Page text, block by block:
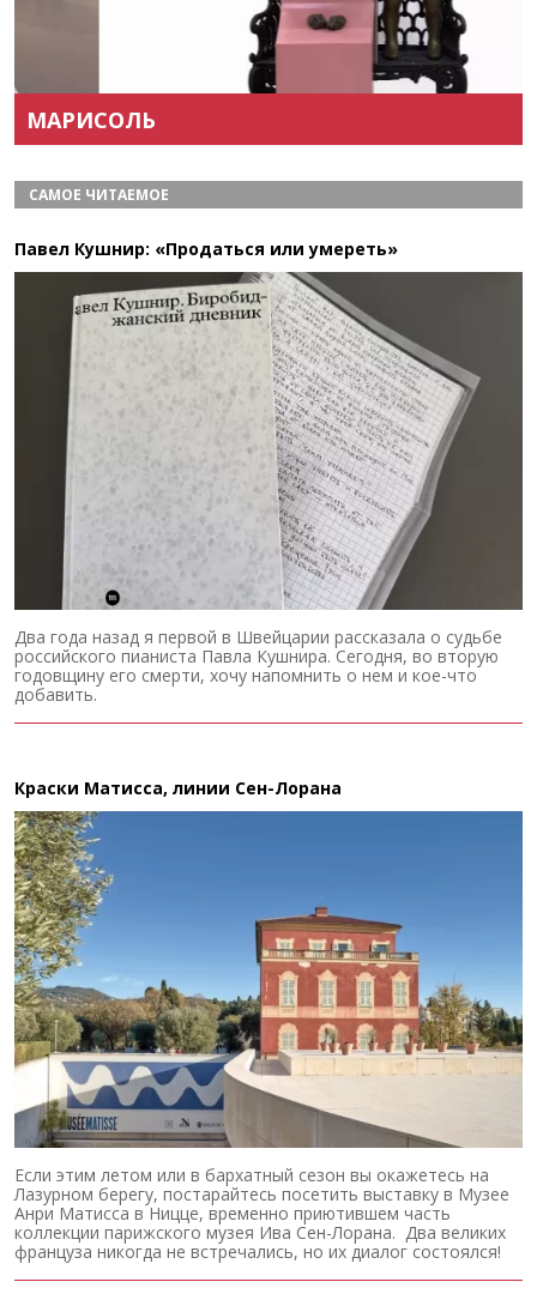
МАРИСОЛЬ
САМОЕ ЧИТАЕМОЕ
Павел Кушнир: «Продаться или умереть»
Два года назад я первой в Швейцарии рассказала о судьбе
российского пианиста Павла Кушнира. Сегодня, во вторую
годовщину его смерти, хочу напомнить о нем и кое-что
добавить.
Краски Матисса, линии Сен-Лорана
Если этим летом или в бархатный сезон вы окажетесь на
Лазурном берегу, постарайтесь посетить выставку в Музее
Анри Матисса в Ницце, временно приютившем часть
коллекции парижского музея Ива Сен-Лорана. Два великих
француза никогда не встречались, но их диалог состоялся!